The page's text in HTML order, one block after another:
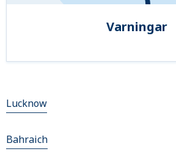
Varningar
Lucknow
Bahraich